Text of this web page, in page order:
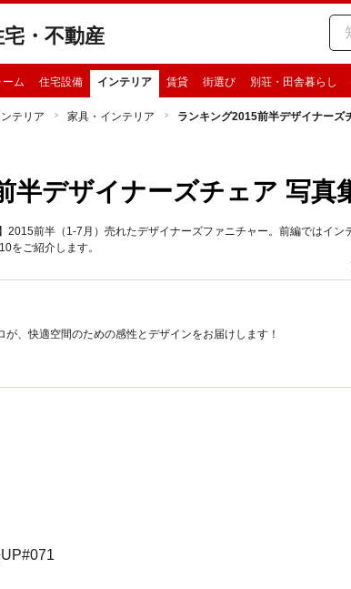
宅・不動産
ーム 住宅設備 インテリア 賃貸 街選び 別荘・田舎暮らし
テリア 家具・インテリア ランキング2015前半デザイナーズ
半デザイナーズチェア 写真
2015前半（1-7月）売れたデザイナーズファニチャー。前編ではイン
をご紹介します。
が、快適空間のための感性とデザインをお届けします！